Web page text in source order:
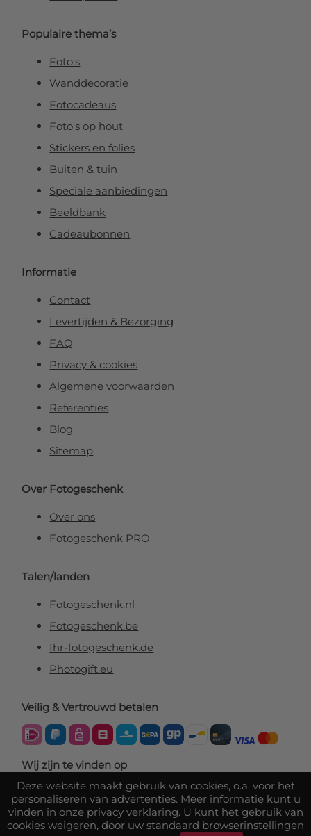
Deze website maakt gebruik van cookies, o.a. voor het
personaliseren van advertenties. Meer informatie kunt u
vinden in onze privacy verklaring. U kunt het gebruik van
cookies weigeren, door uw standaard browserinstellingen
Populaire thema’s
Foto's
Wanddecoratie
Fotocadeaus
Foto's op hout
Stickers en folies
Buiten & tuin
Speciale aanbiedingen
Beeldbank
Cadeaubonnen
Informatie
Contact
Levertijden & Bezorging
FAQ
Privacy & cookies
Algemene voorwaarden
Referenties
Blog
Sitemap
Over Fotogeschenk
Over ons
Fotogeschenk PRO
Talen/landen
Fotogeschenk.nl
Fotogeschenk.be
Ihr-fotogeschenk.de
Photogift.eu
Veilig & Vertrouwd betalen
Wij zijn te vinden op